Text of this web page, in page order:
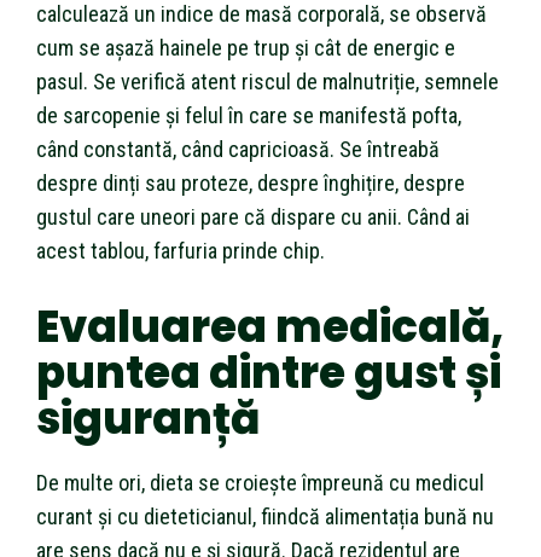
calculează un indice de masă corporală, se observă
cum se așază hainele pe trup și cât de energic e
pasul. Se verifică atent riscul de malnutriție, semnele
de sarcopenie și felul în care se manifestă pofta,
când constantă, când capricioasă. Se întreabă
despre dinți sau proteze, despre înghițire, despre
gustul care uneori pare că dispare cu anii. Când ai
acest tablou, farfuria prinde chip.
Evaluarea medicală,
puntea dintre gust și
siguranță
De multe ori, dieta se croiește împreună cu medicul
curant și cu dieteticianul, fiindcă alimentația bună nu
are sens dacă nu e și sigură. Dacă rezidentul are